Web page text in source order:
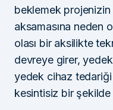
beklemek
aksamasına neden
olası bir aksilikte
devreye girer,
yedek cihaz
kesintisiz bir